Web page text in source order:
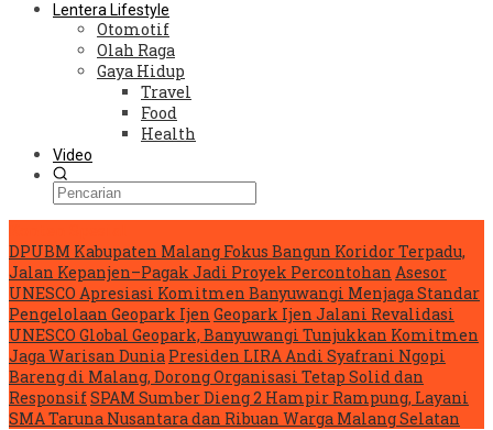
Lentera Lifestyle
Otomotif
Olah Raga
Gaya Hidup
Travel
Food
Health
Video
DPUBM Kabupaten Malang Fokus Bangun Koridor Terpadu,
Jalan Kepanjen–Pagak Jadi Proyek Percontohan Asesor
UNESCO Apresiasi Komitmen Banyuwangi Menjaga Standar
Pengelolaan Geopark Ijen Geopark Ijen Jalani Revalidasi
UNESCO Global Geopark, Banyuwangi Tunjukkan Komitmen
Jaga Warisan Dunia Presiden LIRA Andi Syafrani Ngopi
Bareng di Malang, Dorong Organisasi Tetap Solid dan
ResponsifSPAM Sumber Dieng 2 Hampir Rampung, Layani
SMA Taruna Nusantara dan Ribuan Warga Malang Selatan